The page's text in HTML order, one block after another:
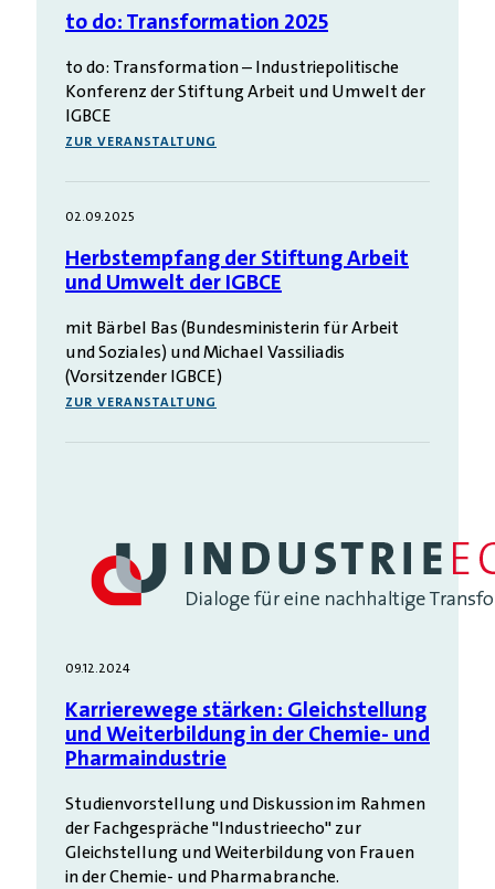
to do: Transformation 2025
to do: Transformation – Industriepolitische
Konferenz der Stiftung Arbeit und Umwelt der
IGBCE
ZUR VERANSTALTUNG
02.09.2025
Herbstempfang der Stiftung Arbeit
und Umwelt der IGBCE
mit Bärbel Bas (Bundesministerin für Arbeit
und Soziales) und Michael Vassiliadis
(Vorsitzender IGBCE)
ZUR VERANSTALTUNG
09.12.2024
Karrierewege stärken: Gleichstellung
und Weiterbildung in der Chemie- und
Pharmaindustrie
Studienvorstellung und Diskussion im Rahmen
der Fachgespräche "Industrieecho" zur
Gleichstellung und Weiterbildung von Frauen
in der Chemie- und Pharmabranche.